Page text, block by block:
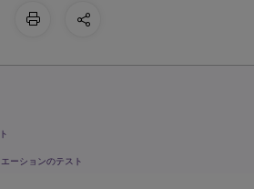
ーションのテスト